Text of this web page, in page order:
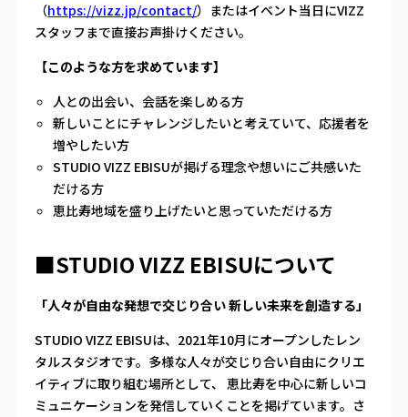
（https://vizz.jp/contact/）またはイベント当日にVIZZ
スタッフまで直接お声掛けください。
【このような方を求めています】
人との出会い、会話を楽しめる方
新しいことにチャレンジしたいと考えていて、応援者を
増やしたい方
STUDIO VIZZ EBISUが掲げる理念や想いにご共感いた
だける方
恵比寿地域を盛り上げたいと思っていただける方
■STUDIO VIZZ EBISUについて
「人々が自由な発想で交じり合い 新しい未来を創造する」
STUDIO VIZZ EBISUは、2021年10月にオープンしたレン
タルスタジオです。多様な人々が交じり合い自由にクリエ
イティブに取り組む場所として、 恵比寿を中心に新しいコ
ミュニケーションを発信していくことを掲げています。さ